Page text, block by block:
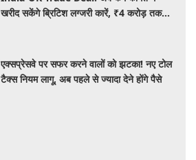
खरीद सकेंगे ब्रिटिश लग्जरी कारें, ₹4 करोड़ तक
एक्सप्रेसवे पर सफर करने वालों को झटका! नए टोल
टैक्स नियम लागू, अब पहले से ज्यादा देने होंगे पैसे